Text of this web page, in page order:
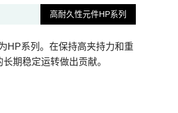
高耐久性元件HP系列
HP系列。在保持高夹持力和重
期稳定运转做出贡献。